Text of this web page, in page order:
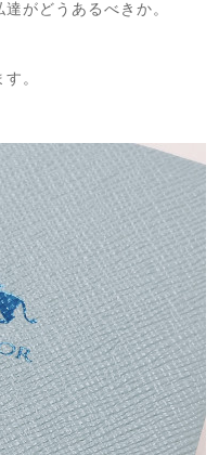
がどうあるべきか。
。